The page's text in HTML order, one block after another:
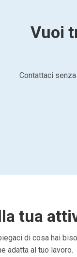
Vuoi
Contattaci
tua
di cosa hai
adatta al tuo lavoro.